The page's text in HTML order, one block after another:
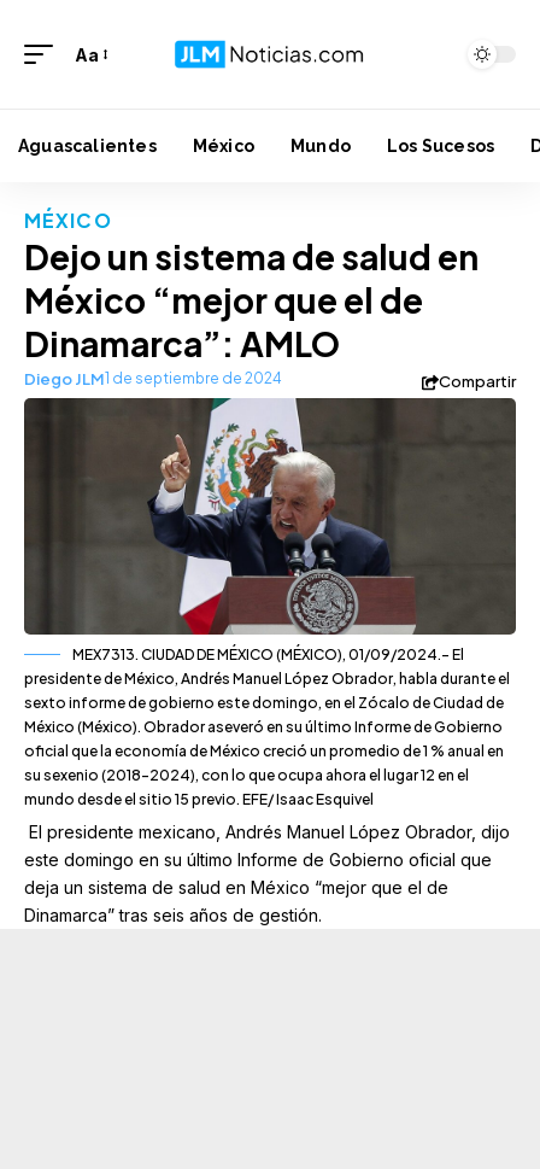
Aa
Aguascalientes México Mundo Los Sucesos
MÉXICO
Dejo un sistema de salud en
México “mejor que el de
Dinamarca”: AMLO
Diego JLM1 de septiembre de 2024 Compartir
MEX7313. CIUDAD DE MÉXICO (MÉXICO), 01/09/2024.- El
presidente de México, Andrés Manuel López Obrador, habla durante el
sexto informe de gobierno este domingo, en el Zócalo de Ciudad de
México (México). Obrador aseveró en su último Informe de Gobierno
oficial que la economía de México creció un promedio de 1 % anual en
su sexenio (2018-2024), con lo que ocupa ahora el lugar 12 en el
mundo desde el sitio 15 previo. EFE/ Isaac Esquivel
El presidente mexicano, Andrés Manuel López Obrador, dijo
este domingo en su último Informe de Gobierno oficial que
deja un sistema de salud en México “mejor que el de
Dinamarca” tras seis años de gestión.